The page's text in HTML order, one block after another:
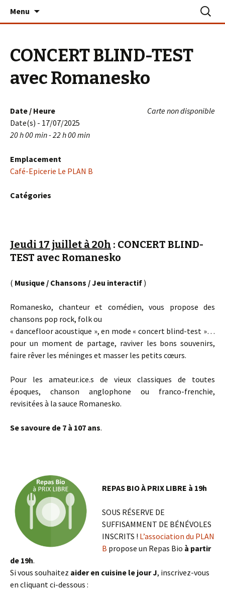
Le PLAN B – La Turballe
Menu
CONCERT BLIND-TEST
avec Romanesko
Carte non disponible
Date / Heure
Date(s) - 17/07/2025
20 h 00 min - 22 h 00 min
Emplacement
Café-Epicerie Le PLAN B
Catégories
Jeudi 17 juillet à 20h : CONCERT BLIND-
TEST avec Romanesko
( Musique / Chansons / Jeu interactif )
Romanesko, chanteur et comédien, vous propose des
chansons pop rock, folk ou
« dancefloor acoustique », en mode « concert blind-test »…
pour un moment de partage, raviver les bons souvenirs,
faire rêver les méninges et masser les petits cœurs.
Pour les amateur.ice.s de vieux classiques de toutes
époques, chanson anglophone ou franco-frenchie,
revisitées à la sauce Romanesko.
Se savoure de 7 à 107 ans.
REPAS BIO À PRIX LIBRE à 19h
SOUS RÉSERVE DE
SUFFISAMMENT DE BÉNÉVOLES
INSCRITS ! L’association du PLAN
B propose un Repas Bio à partir
de 19h.
Si vous souhaitez aider en cuisine le jour J, inscrivez-vous
en cliquant ci-dessous :